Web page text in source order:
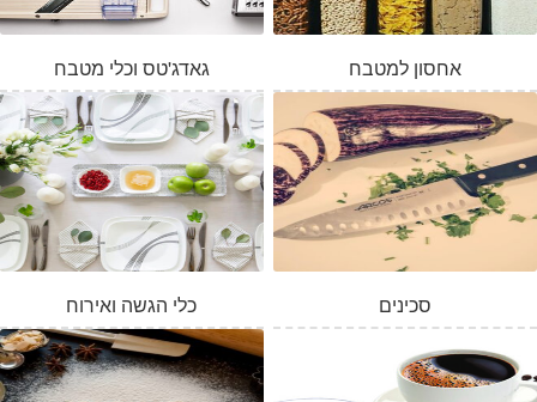
גאדג'טס וכלי מטבח אחסון למטבח
כלי הגשה ואירוח סכינים